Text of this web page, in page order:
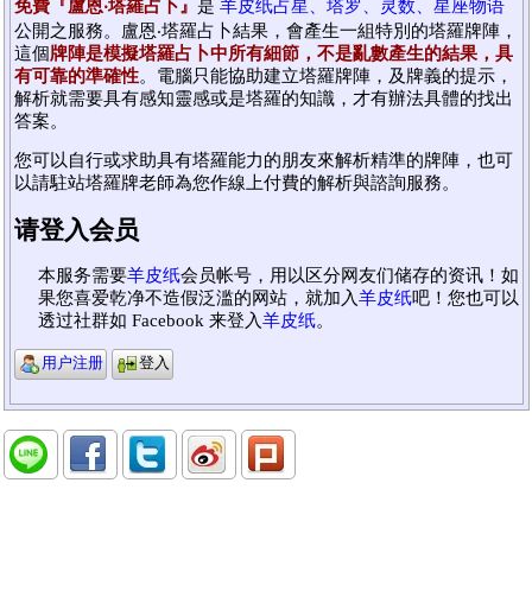
免費『盧恩‧塔羅占卜』 是 羊皮纸占星、塔罗、灵数、星座物语
公開之服務。盧恩‧塔羅占卜結果，會產生一組特別的塔羅牌陣，
這個牌陣是模擬塔羅占卜中所有細節，不是亂數產生的結果，具
有可靠的準確性。電腦只能協助建立塔羅牌陣，及牌義的提示，
解析就需要具有感知靈感或是塔羅的知識，才有辦法具體的找出
答案。
您可以自行或求助具有塔羅能力的朋友來解析精準的牌陣，也可
以請駐站塔羅牌老師為您作線上付費的解析與諮詢服務。
请登入会员
本服务需要羊皮纸会员帐号，用以区分网友们储存的资讯！如
果您喜爱乾净不造假泛滥的网站，就加入羊皮纸吧！您也可以
透过社群如 Facebook 来登入羊皮纸。
用户注册 登入